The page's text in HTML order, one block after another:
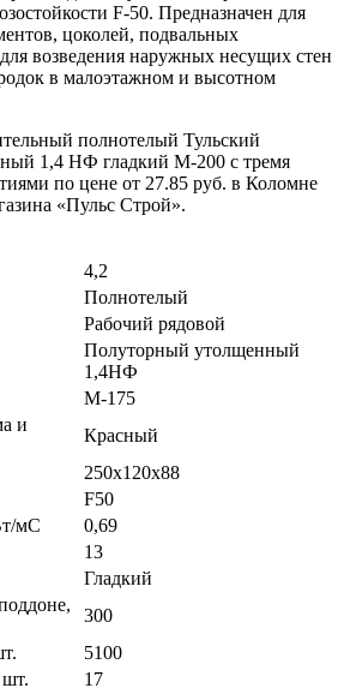
F-50. Предназначен для
цоколей, подвальных
возведения наружных несущих стен
в малоэтажном и высотном
полнотелый Тульский
1,4 НФ гладкий М-200 с тремя
по цене от 27.85 руб. в Коломне
«Пульс Строй».
4,2
Полнотелый
Рабочий рядовой
Полуторный утолщенный
1,4НФ
М-175
и
Красный
250х120х88
F50
мC
0,69
13
Гладкий
300
5100
17